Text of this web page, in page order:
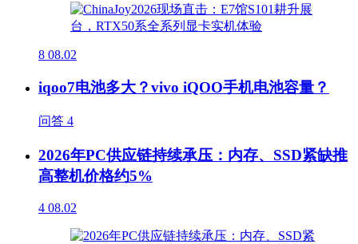
8 08.02
iqoo7电池多大？vivo iQOO手机电池容量？
问答 4
2026年PC供应链持续承压：内存、SSD紧缺推
高整机价格约5%
4 08.02